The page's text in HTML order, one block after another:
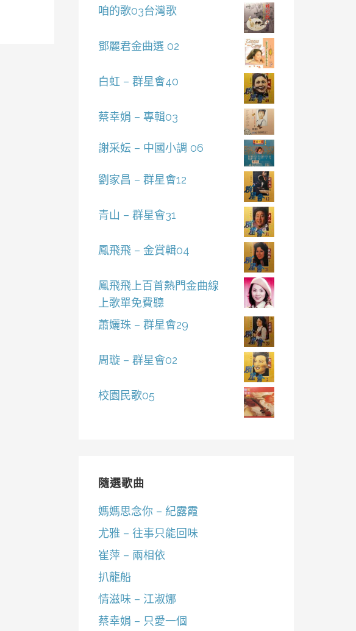
咱的歌03台灣歌
鄧麗君金曲選 02
白虹 – 群星會40
蔡幸娟 – 專輯03
謝采妘 – 中國小調 06
劉家昌 – 群星會12
青山 – 群星會31
鳳飛飛 – 金賞輯04
鳳飛飛上百首熱門金曲線
上歌單免費聽
蕭孋珠 – 群星會29
周璇 – 群星會02
校園民歌05
隨選歌曲
媽媽思念你 – 紀露霞
尤雅 – 往事只能回味
崔萍 – 兩相依
扒龍船
情滋味 – 江淑娜
蔡幸娟 – 只愛一個